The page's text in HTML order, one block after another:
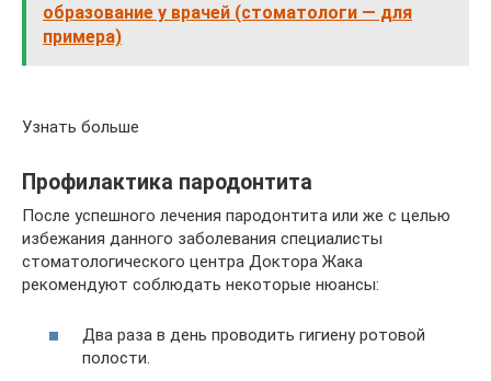
образование у врачей (стоматологи — для
примера)
Узнать больше
Профилактика пародонтита
После успешного лечения пародонтита или же с целью
избежания данного заболевания специалисты
стоматологического центра Доктора Жака
рекомендуют соблюдать некоторые нюансы:
Два раза в день проводить гигиену ротовой
полости.